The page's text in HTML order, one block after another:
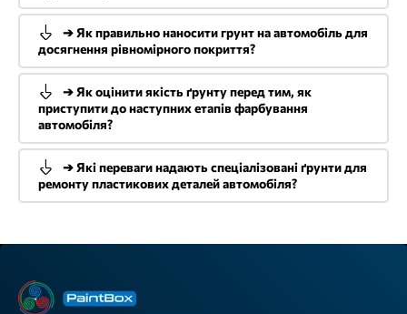
➔ Як правильно наносити грунт на автомобіль для
досягнення рівномірного покриття?
➔ Як оцінити якість ґрунту перед тим, як
приступити до наступних етапів фарбування
автомобіля?
➔ Які переваги надають спеціалізовані ґрунти для
ремонту пластикових деталей автомобіля?